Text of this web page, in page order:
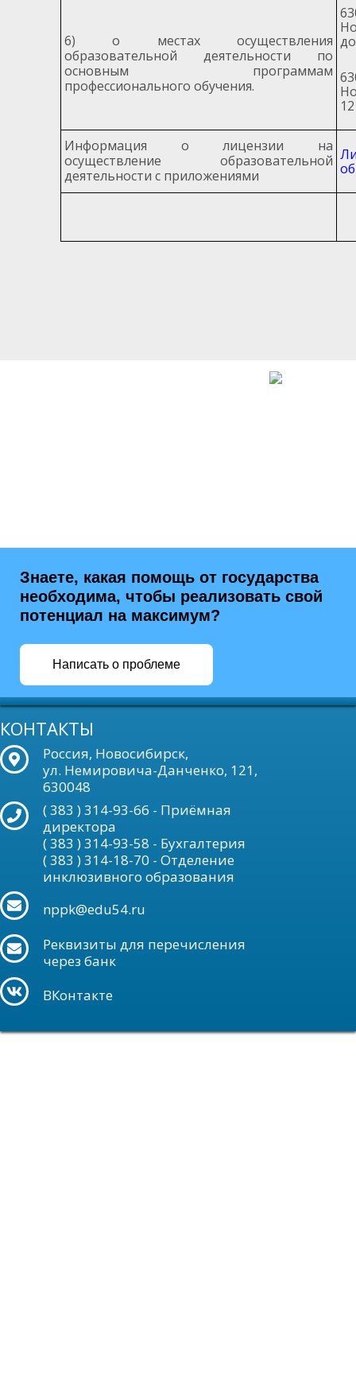
6) о местах осуществления
образовательной деятельности по
основным программам
профессионального обучения.
Информация о лицензии на
осуществление образовательной
деятельности с приложениями
Знаете, какая помощь от государства
необходима, чтобы реализовать свой
потенциал на максимум?
Написать о проблеме
КОНТАКТЫ
Россия, Новосибирск,
ул. Немировича-Данченко, 121,
630048
( 383 ) 314-93-66 - Приёмная
директора
( 383 ) 314-93-58 - Бухгалтерия
( 383 ) 314-18-70 - Отделение
инклюзивного образования
nppk@edu54.ru
Реквизиты для перечисления
через банк
ВКонтакте